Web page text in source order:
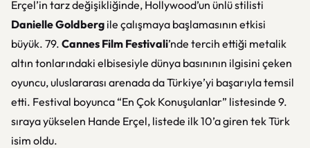
Erçel’in tarz değişikliğinde, Hollywood’un ünlü stilisti
Danielle Goldberg ile çalışmaya başlamasının etkisi
büyük. 79. Cannes Film Festivali’nde tercih ettiği metalik
altın tonlarındaki elbisesiyle dünya basınının ilgisini çeken
oyuncu, uluslararası arenada da Türkiye’yi başarıyla temsil
etti. Festival boyunca “En Çok Konuşulanlar” listesinde 9.
sıraya yükselen Hande Erçel, listede ilk 10’a giren tek Türk
isim oldu.